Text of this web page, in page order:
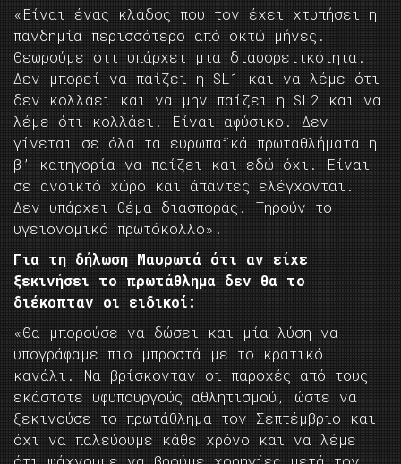
«Είναι ένας κλάδος που τον έχει χτυπήσει η
πανδημία περισσότερο από οκτώ μήνες.
Θεωρούμε ότι υπάρχει μια διαφορετικότητα.
Δεν μπορεί να παίζει η SL1 και να λέμε ότι
δεν κολλάει και να μην παίζει η SL2 και να
λέμε ότι κολλάει. Είναι αφύσικο. Δεν
γίνεται σε όλα τα ευρωπαϊκά πρωταθλήματα η
β’ κατηγορία να παίζει και εδώ όχι. Είναι
σε ανοικτό χώρο και άπαντες ελέγχονται.
Δεν υπάρχει θέμα διασποράς. Τηρούν το
υγειονομικό πρωτόκολλο».
Για τη δήλωση Μαυρωτά ότι αν είχε
ξεκινήσει το πρωτάθλημα δεν θα το
διέκοπταν οι ειδικοί:
«Θα μπορούσε να δώσει και μία λύση να
υπογράφαμε πιο μπροστά με το κρατικό
κανάλι. Να βρίσκονταν οι παροχές από τους
εκάστοτε υφυπουργούς αθλητισμού, ώστε να
ξεκινούσε το πρωτάθλημα τον Σεπτέμβριο και
όχι να παλεύουμε κάθε χρόνο και να λέμε